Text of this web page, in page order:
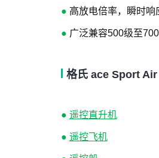
● 高放电倍率，瞬时
● 广泛兼容500级至
格氏 ace Sport Air
● 遥控直升机
● 遥控飞机